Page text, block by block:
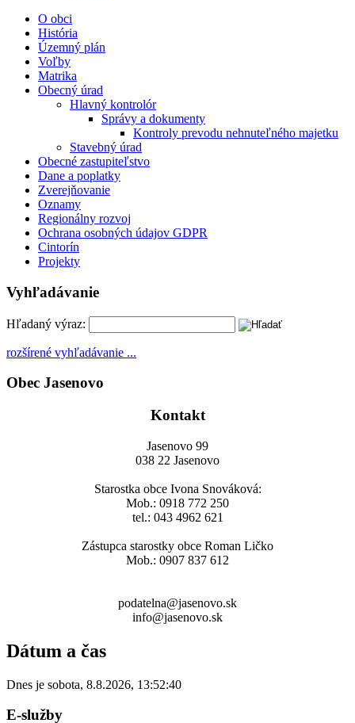
O obci
História
Územný plán
Voľby
Matrika
Obecný úrad
Hlavný kontrolór
Správy a dokumenty
Kontroly prevodu nehnuteľného majetku
Stavebný úrad
Obecné zastupiteľstvo
Dane a poplatky
Zverejňovanie
Oznamy
Regionálny rozvoj
Ochrana osobných údajov GDPR
Cintorín
Projekty
Vyhľadávanie
Hľadaný výraz:
rozšírené vyhľadávanie ...
Obec Jasenovo
Kontakt
Jasenovo 99
038 22 Jasenovo
Starostka obce Ivona Snováková:
Mob.: 0918 772 250
tel.: 043 4962 621
Zástupca starostky obce Roman Ličko
Mob.: 0907 837 612
podatelna@jasenovo.sk
info@jasenovo.sk
Dátum a čas
Dnes je sobota, 8.8.2026, 13:52:40
E-služby